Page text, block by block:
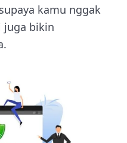
kamu nggak
juga bikin